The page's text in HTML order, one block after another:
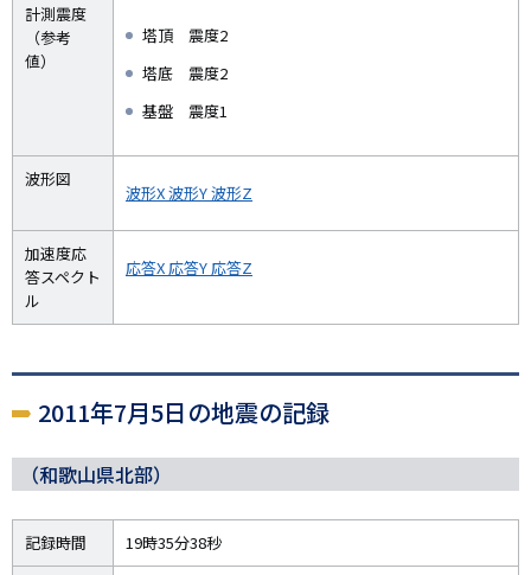
計測震度
（参考
値）
塔頂 震度2
塔底 震度2
基盤 震度1
波形図
波形X波形Y波形Z
加速度応
答スペクト
ル
応答X 応答Y 応答Z
2011年7月5日の地震の記録
（和歌山県北部）
記録時間 19時35分38秒